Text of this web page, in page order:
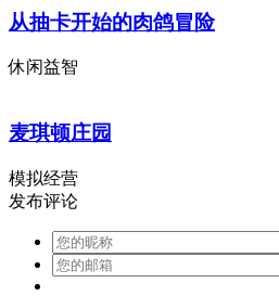
从抽卡开始的肉鸽冒险
休闲益智
麦琪顿庄园
模拟经营
发布评论